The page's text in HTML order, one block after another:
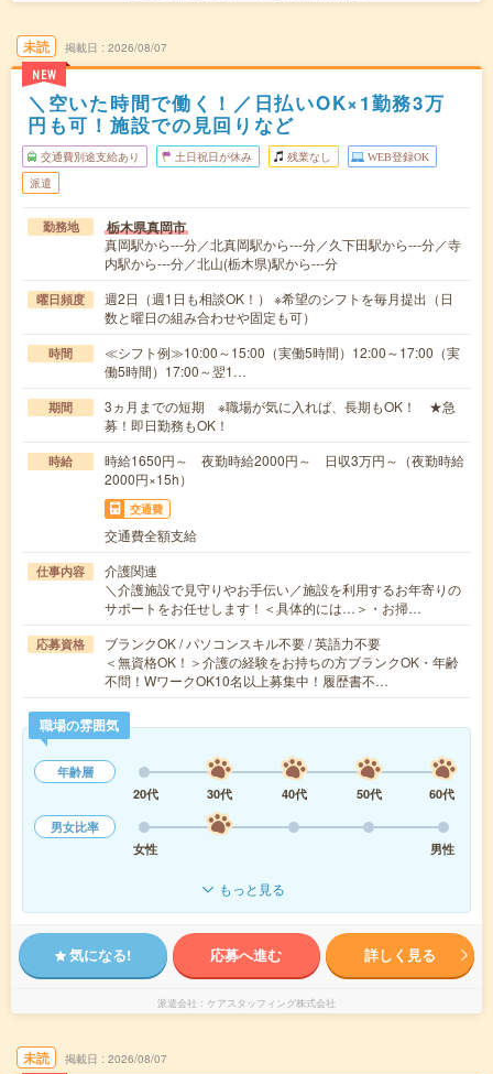
未読
NEW
掲載日 2026/08/07
＼空いた時間で働く！／日払いOK×1勤務3万
円も可！施設での見回りなど
交通費別途支給あり 土日祝日が休み 残業なし WEB登録OK
派遣
勤務地 栃木県真岡市
真岡駅から---分／北真岡駅から---分／久下田駅から---分／寺
内駅から---分／北山(栃木県)駅から---分
曜日頻度
週2日（週1日も相談OK！） ※希望のシフトを毎月提出（日
数と曜日の組み合わせや固定も可）
時間
≪シフト例≫10:00～15:00（実働5時間）12:00～17:00（実
働5時間）17:00～翌1…
期間
3ヵ月までの短期 ※職場が気に入れば、長期もOK！ ★急
募！即日勤務もOK！
時給
時給1650円～ 夜勤時給2000円～ 日収3万円～（夜勤時給
2000円×15h）
交通費
交通費全額支給
仕事内容
介護関連
＼介護施設で見守りやお手伝い／施設を利用するお年寄りの
サポートをお任せします！＜具体的には…＞・お掃…
応募資格
ブランクOK / パソコンスキル不要 / 英語力不要
＜無資格OK！＞介護の経験をお持ちの方ブランクOK・年齢
不問！WワークOK10名以上募集中！履歴書不…
職場の雰囲気
年齢層
20代
30代 40代 50代
60代
男女比率
女性
男性
もっと見る
気になる! 応募へ進む 詳しく見る
派遣会社 ケアスタッフィング株式会社
未読 掲載日 2026/08/07